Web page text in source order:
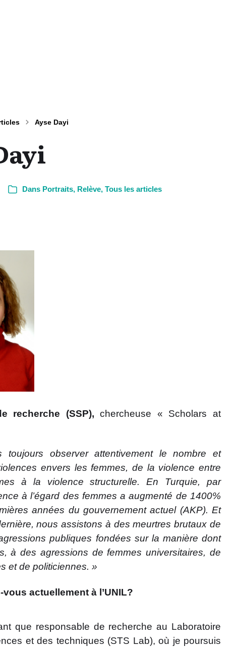
Ayse Dayi
Dans Portraits, Relève, Tous les articles
recherche (SSP),chercheuse « Scholars at
toujours observer attentivement le nombre et
envers les femmes, de la violence entre
à la violence structurelle. En Turquie, par
à l’égard des femmes a augmenté de 1400%
années du gouvernement actuel (AKP). Et
nous assistons à des meurtres brutaux de
publiques fondées sur la manière dont
à des agressions de femmes universitaires, de
et de politiciennes. »
vous actuellement à l’UNIL?
que responsable de recherche au Laboratoire
et des techniques (STS Lab), où je poursuis